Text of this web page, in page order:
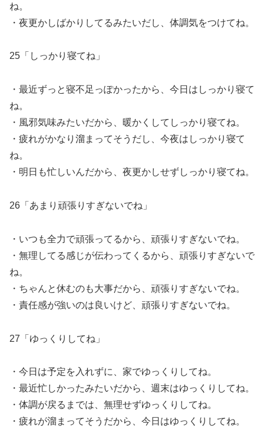
ね。
・夜更かしばかりしてるみたいだし、体調気をつけてね。
25「しっかり寝てね」
・最近ずっと寝不足っぽかったから、今日はしっかり寝て
ね。
・風邪気味みたいだから、暖かくしてしっかり寝てね。
・疲れがかなり溜まってそうだし、今夜はしっかり寝て
ね。
・明日も忙しいんだから、夜更かしせずしっかり寝てね。
26「あまり頑張りすぎないでね」
・いつも全力で頑張ってるから、頑張りすぎないでね。
・無理してる感じが伝わってくるから、頑張りすぎないで
ね。
・ちゃんと休むのも大事だから、頑張りすぎないでね。
・責任感が強いのは良いけど、頑張りすぎないでね。
27「ゆっくりしてね」
・今日は予定を入れずに、家でゆっくりしてね。
・最近忙しかったみたいだから、週末はゆっくりしてね。
・体調が戻るまでは、無理せずゆっくりしてね。
・疲れが溜まってそうだから、今日はゆっくりしてね。